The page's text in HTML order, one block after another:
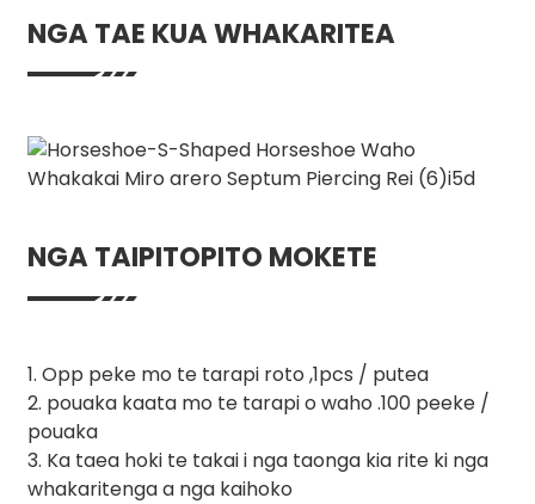
NGA TAE KUA WHAKARITEA
NGA TAIPITOPITO MOKETE
1. Opp peke mo te tarapi roto ,1pcs / putea
2. pouaka kaata mo te tarapi o waho .100 peeke /
pouaka
3. Ka taea hoki te takai i nga taonga kia rite ki nga
whakaritenga a nga kaihoko